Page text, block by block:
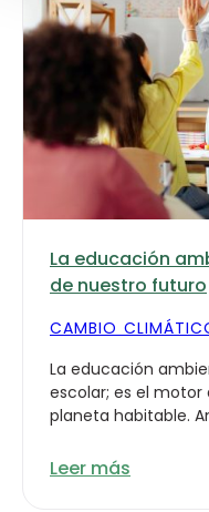
La educación
de nuestro futuro
CAMBIO
La educación
escolar; es el
planeta habitable.
Leer más